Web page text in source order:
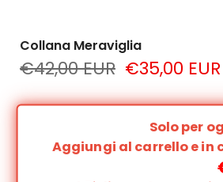
Collana Meraviglia
€42,00 EUR €35,00 EUR
Solo per
Aggiungi al carrello e in